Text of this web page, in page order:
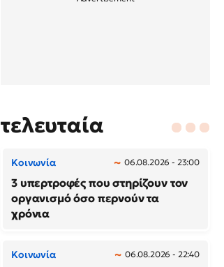
τελευταία
Κοινωνία 06.08.2026 - 23:00
3 υπερτροφές που στηρίζουν τον
οργανισμό όσο περνούν τα
χρόνια
Κοινωνία 06.08.2026 - 22:40